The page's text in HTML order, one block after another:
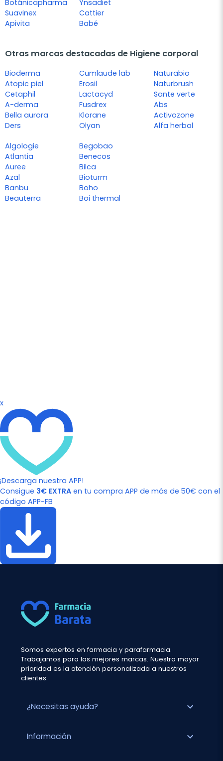
Botánicapharma
Suavinex
Apivita
Ynsadiet
Cattier
Babé
Otras marcas destacadas de Higiene corporal
Bioderma
Atopic piel
Cetaphil
A-derma
Bella aurora
Ders
Cumlaude lab
Erosil
Lactacyd
Fusdrex
Klorane
Olyan
Naturabio
Naturbrush
Sante verte
Abs
Activozone
Alfa herbal
Algologie
Atlantia
Auree
Azal
Banbu
Beauterra
Begobao
Benecos
Bilca
Bioturm
Boho
Boi thermal
x
¡Descarga nuestra APP!
Consigue 3€ EXTRA en tu compra APP de más de 50€ con el
código APP-FB
Somos expertos en farmacia y parafarmacia.
Trabajamos para las mejores marcas. Nuestra mayor
prioridad es la atención personalizada a nuestros
clientes.
¿Necesitas ayuda? expand_more
Información expand_more